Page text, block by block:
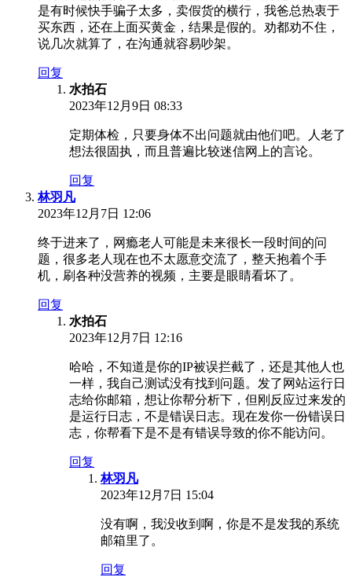
是有时候快手骗子太多，卖假货的横行，我爸总热衷于
买东西，还在上面买黄金，结果是假的。劝都劝不住，
说几次就算了，在沟通就容易吵架。
回复
水拍石
2023年12月9日 08:33
定期体检，只要身体不出问题就由他们吧。人老了
想法很固执，而且普遍比较迷信网上的言论。
回复
林羽凡
2023年12月7日 12:06
终于进来了，网瘾老人可能是未来很长一段时间的问
题，很多老人现在也不太愿意交流了，整天抱着个手
机，刷各种没营养的视频，主要是眼睛看坏了。
回复
水拍石
2023年12月7日 12:16
哈哈，不知道是你的IP被误拦截了，还是其他人也
一样，我自己测试没有找到问题。发了网站运行日
志给你邮箱，想让你帮分析下，但刚反应过来发的
是运行日志，不是错误日志。现在发你一份错误日
志，你帮看下是不是有错误导致的你不能访问。
回复
林羽凡
2023年12月7日 15:04
没有啊，我没收到啊，你是不是发我的系统
邮箱里了。
回复